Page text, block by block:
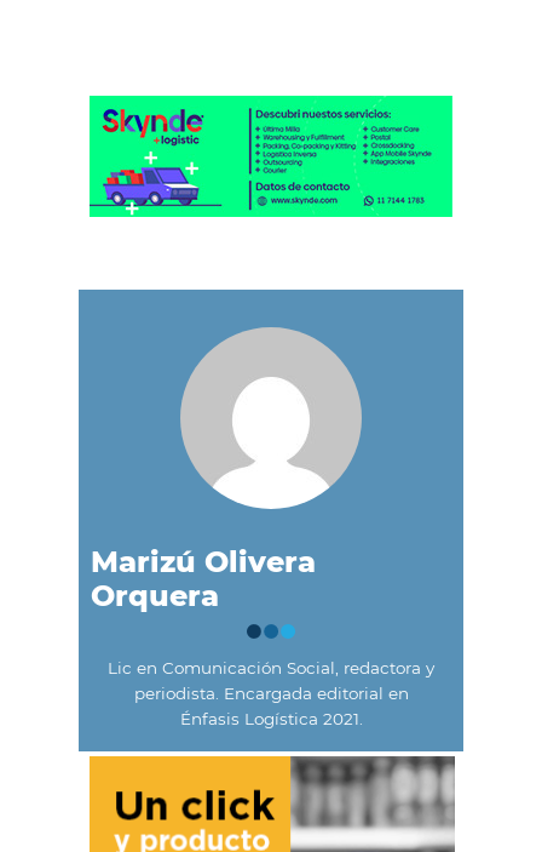
Marizú Olivera
Orquera
Lic en Comunicación Social, redactora y
periodista. Encargada editorial en
Énfasis Logística 2021.